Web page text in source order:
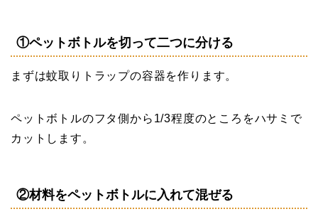
①ペットボトルを切って二つに分ける
まずは蚊取りトラップの容器を作ります。
ペットボトルのフタ側から1/3程度のところをハサミで
カットします。
②材料をペットボトルに入れて混ぜる